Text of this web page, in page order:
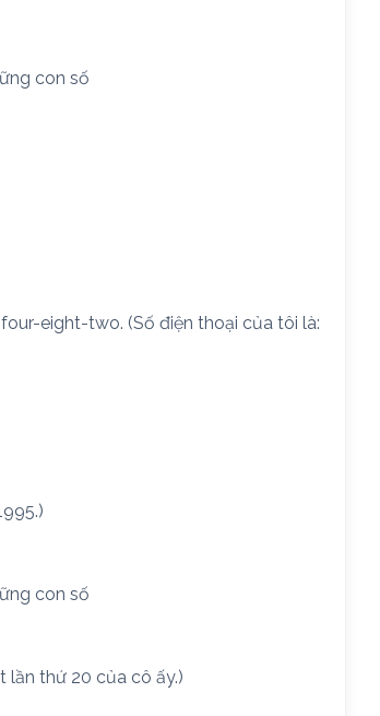
con số
eight-two. (Số điện thoại của tôi là:
con số
lần thứ 20 của cô ấy.)